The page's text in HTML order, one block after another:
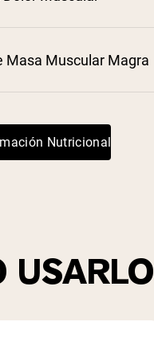
Masa Muscular Magra
Nutricional
USARLO